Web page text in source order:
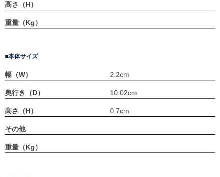
高さ（H）
重量（Kg）
本体サイズ
幅（W） 2.2cm
奥行き（D） 10.02cm
高さ（H） 0.7cm
その他
重量（Kg）